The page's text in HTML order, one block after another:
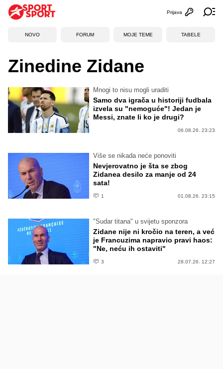
Otvori
Prijava
NOVO FORUM MOJE TEME TABELE
Zinedine Zidane
Mnogi to nisu mogli uraditi
Samo dva igrača u historiji fudbala
izvela su "nemoguće"! Jedan je
Messi, znate li ko je drugi?
06.08.26. 23:23
Više se nikada neće ponoviti
Nevjerovatno je šta se zbog
Zidanea desilo za manje od 24
sata!
1 01.08.26. 23:15
"Sudar titana" u svijetu sponzora
Zidane nije ni kročio na teren, a već
je Francuzima napravio pravi haos:
"Ne, neću ih ostaviti"
3 28.07.26. 12:27